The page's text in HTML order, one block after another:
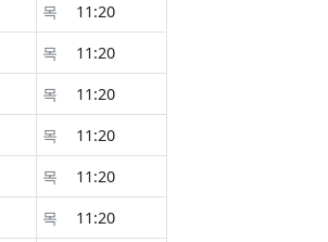
목
11:20
목
11:20
목
11:20
목
11:20
목
11:20
목
11:20